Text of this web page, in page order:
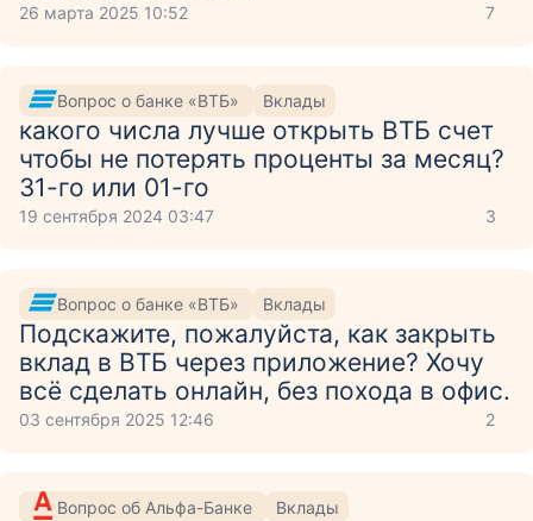
26 марта 2025 10:52 7
Вопрос о банке «ВТБ» Вклады
какого числа лучше открыть ВТБ счет
чтобы не потерять проценты за месяц?
31-го или 01-го
19 сентября 2024 03:47 3
Вопрос о банке «ВТБ» Вклады
Подскажите, пожалуйста, как закрыть
вклад в ВТБ через приложение? Хочу
всё сделать онлайн, без похода в офис.
03 сентября 2025 12:46 2
Вопрос об Альфа-Банке Вклады